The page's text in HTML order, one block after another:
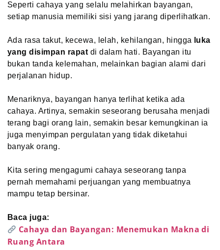
Seperti cahaya yang selalu melahirkan bayangan,
setiap manusia memiliki sisi yang jarang diperlihatkan.
Ada rasa takut, kecewa, lelah, kehilangan, hingga
luka
yang disimpan rapat di dalam hati. Bayangan itu
bukan tanda kelemahan, melainkan bagian alami dari
perjalanan hidup.
Menariknya, bayangan hanya terlihat ketika ada
cahaya. Artinya, semakin seseorang berusaha menjadi
terang bagi orang lain, semakin besar kemungkinan ia
juga menyimpan pergulatan yang tidak diketahui
banyak orang.
Kita sering mengagumi cahaya seseorang tanpa
pernah memahami perjuangan yang membuatnya
mampu tetap bersinar.
Baca juga:
Cahaya dan Bayangan: Menemukan Makna di
Ruang Antara